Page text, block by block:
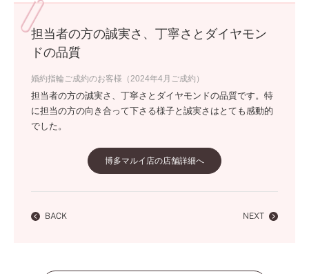
担当者の方の誠実さ、丁寧さとダイヤモン
ドの品質
婚約指輪ご成約のお客様（2024年4月ご成約）
担当者の方の誠実さ、丁寧さとダイヤモンドの品質です。特
に担当の方の向き合って下さる様子と誠実さはとても感動的
でした。
博多マルイ店の店舗詳細へ
BACK NEXT